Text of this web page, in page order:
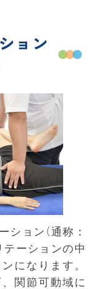
ョン
ョン（通称：
テーションの中
になります。
関節可動域に